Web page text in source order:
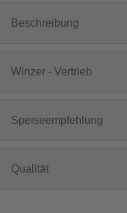
Beschreibung
Winzer - Vertrieb
Speiseempfehlung
Qualität